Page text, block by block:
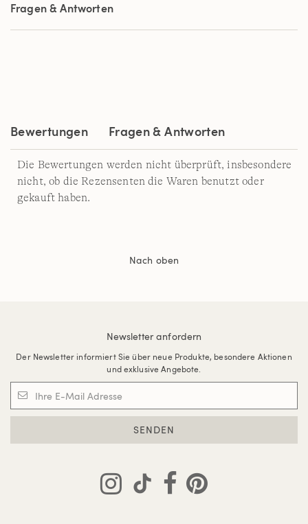
Durchschnittswert
Bewertung.
Fragen & Antworten
Bewertungen Fragen & Antworten
Die Bewertungen werden nicht überprüft, insbesondere
nicht, ob die Rezensenten die Waren benutzt oder
gekauft haben.
Nach oben
Newsletter anfordern
Der Newsletter informiert Sie über neue Produkte, besondere Aktionen
und exklusive Angebote.
SENDEN